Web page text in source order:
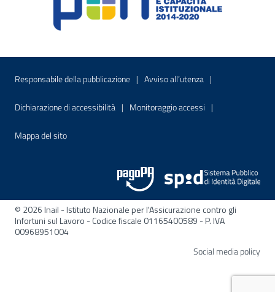
Menu di servizio
Responsabile della pubblicazione Sito interno - Apre in una nuova
Avviso all’utenza Sito interno -
Dichiarazione di accessibilità Sito interno - Apre in una nuova finestra
Monitoraggio accessi Sito interno -
Mappa del sitoSito interno - Apre nella stessa finestra
© 2026 Inail - Istituto Nazionale per l'Assicurazione contro gli
Infortuni sul Lavoro - Codice fiscale 01165400589 - P. IVA
00968951004
Social media policy